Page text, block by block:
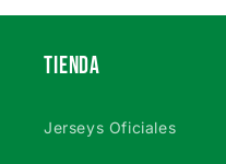
TIENDA
Jerseys Oficiales